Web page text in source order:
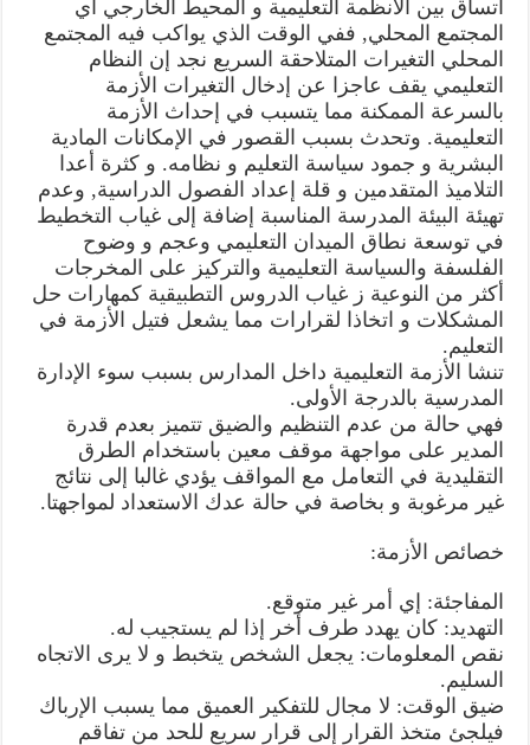
اتساق بين الأنظمة التعليمية و المحيط الخارجي اي
المجتمع المحلي, ففي الوقت الذي يواكب فيه المجتمع
المحلي التغيرات المتلاحقة السريع نجد إن النظام
التعليمي يقف عاجزا عن إدخال التغيرات الأزمة
بالسرعة الممكنة مما يتسبب في إحداث الأزمة
التعليمية. وتحدث بسبب القصور في الإمكانات المادية
البشرية و جمود سياسة التعليم و نظامه. و كثرة أعدا
التلاميذ المتقدمين و قلة إعداد الفصول الدراسية, وعدم
تهيئة البيئة المدرسة المناسبة إضافة إلى غياب التخطيط
في توسعة نطاق الميدان التعليمي وعجم و وضوح
الفلسفة والسياسة التعليمية والتركيز على المخرجات
أكثر من النوعية ز غياب الدروس التطبيقية كمهارات حل
المشكلات و اتخاذا لقرارات مما يشعل فتيل الأزمة في
التعليم.
تنشا الأزمة التعليمية داخل المدارس بسبب سوء الإدارة
المدرسية بالدرجة الأولى.
فهي حالة من عدم التنظيم والضيق تتميز بعدم قدرة
المدير على مواجهة موقف معين باستخدام الطرق
التقليدية في التعامل مع المواقف يؤدي غالبا إلى نتائج
غير مرغوبة و بخاصة في حالة عدك الاستعداد لمواجهتا.
خصائص الأزمة:
المفاجئة: إي أمر غير متوقع.
التهديد: كان يهدد طرف أخر إذا لم يستجيب له.
نقص المعلومات: يجعل الشخص يتخبط و لا يرى الاتجاه
السليم.
ضيق الوقت: لا مجال للتفكير العميق مما يسبب الإرباك
فيلجئ متخذ القرار إلى قرار سريع للحد من تفاقم